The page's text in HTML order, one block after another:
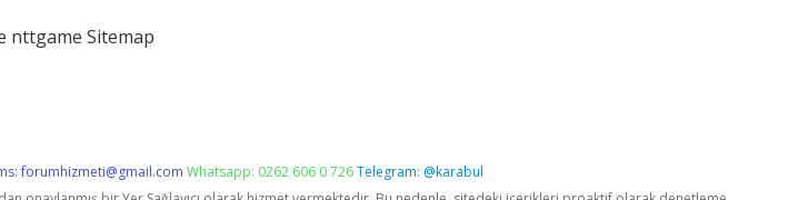
nttgame Sitemap
forumhizmeti@gmail.com Whatsapp: 0262 606 0 726Telegram: @karabul